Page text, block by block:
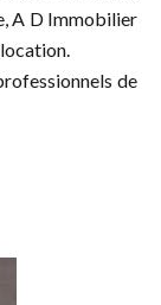
A D Immobilier
de